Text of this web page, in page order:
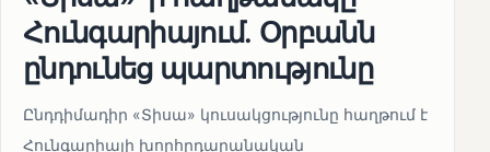
Հունգարիայում․ Օրբանն
ընդունեց պարտությունը
Ընդդիմադիր «Տիսա» կուսակցությունը հաղթում է
Հունգարիայի խորհրդարանական